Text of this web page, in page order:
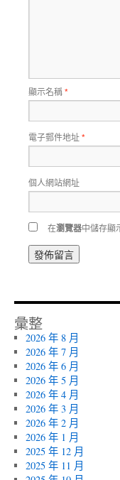
顯示名稱*
電子郵件地址*
個人網站網址
在瀏覽器中儲存顯
彙整
2026 年 8 月
2026 年 7 月
2026 年 6 月
2026 年 5 月
2026 年 4 月
2026 年 3 月
2026 年 2 月
2026 年 1 月
2025 年 12 月
2025 年 11 月